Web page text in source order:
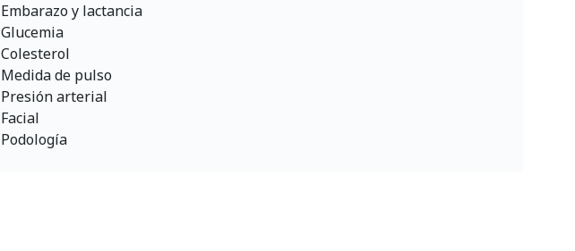
Embarazo y lactancia
Glucemia
Colesterol
Medida de pulso
Presión arterial
Facial
Podología